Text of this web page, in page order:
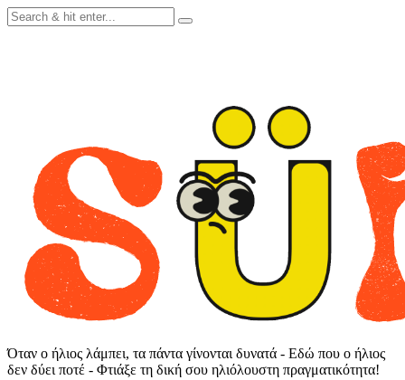
Skip
to
Όταν ο ήλιος λάμπει, τα πάντα γίνονται δυνατά - Εδώ που ο ήλιος
δεν δύει ποτέ - Φτιάξε τη δική σου ηλιόλουστη πραγματικότητα!